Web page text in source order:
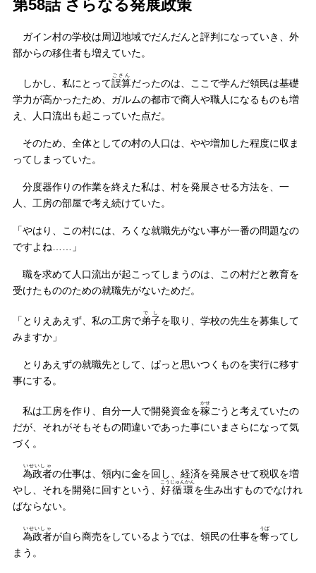
第58話 さらなる発展政策
ガイン村の学校は周辺地域でだんだんと評判になっていき、外
部からの移住者も増えていた。
しかし、私にとって誤算
ごさん
だったのは、ここで学んだ領民は基礎
学力が高かったため、ガルムの都市で商人や職人になるものも増
え、人口流出も起こっていた点だ。
そのため、全体としての村の人口は、やや増加した程度に収ま
ってしまっていた。
分度器作りの作業を終えた私は、村を発展させる方法を、一
人、工房の部屋で考え続けていた。
「やはり、この村には、ろくな就職先がない事が一番の問題なの
ですよね……」
職を求めて人口流出が起こってしまうのは、この村だと教育を
受けたもののための就職先がないためだ。
「とりえあえず、私の工房で弟子
でし
を取り、学校の先生を募集して
みますか」
とりあえずの就職先として、ぱっと思いつくものを実行に移す
事にする。
私は工房を作り、自分一人で開発資金を稼
かせ
ごうと考えていたの
だが、それがそもそもの間違いであった事にいまさらになって気
づく。
為政者
いせいしゃ
の仕事は、領内に金を回し、経済を発展させて税収を増
やし、それを開発に回すという、 好循環
こうじゅんかん
を生み出すものでなけれ
ばならない。
為政者
いせいしゃ
が自ら商売をしているようでは、領民の仕事を奪
うば
ってし
まう。